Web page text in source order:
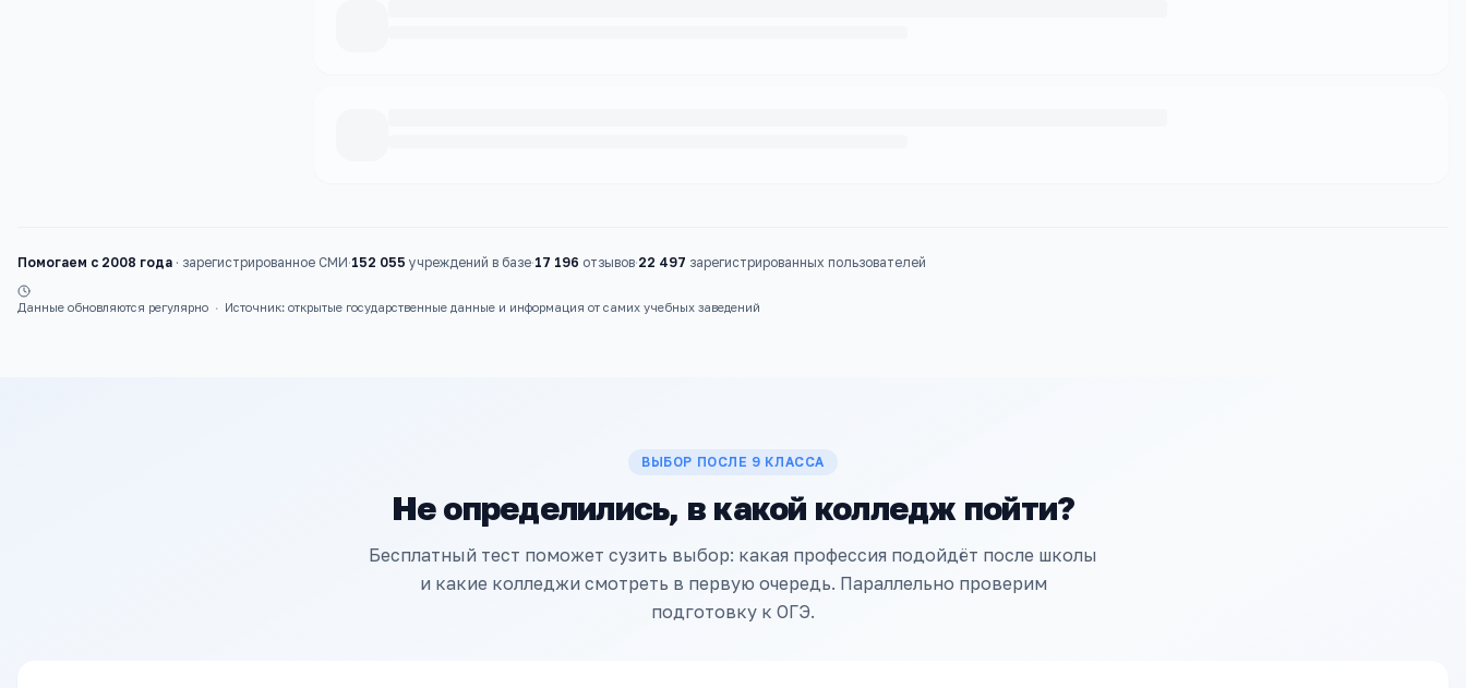
Помогаем с 2008 года · зарегистрированное СМИ·152 055 учреждений в базе·17 196 отзывов·22 497 зарегистрированных пользователей
Данные обновляются регулярно · Источник: открытые государственные данные и информация от самих учебных заведений
ВЫБОР ПОСЛЕ 9 КЛАССА
Не определились, в какой колледж пойти?
Бесплатный тест поможет сузить выбор: какая профессия подойдёт после школы
и какие колледжи смотреть в первую очередь. Параллельно проверим
подготовку к ОГЭ.